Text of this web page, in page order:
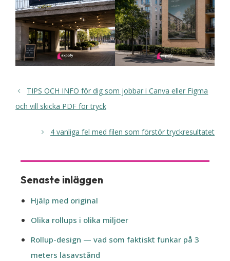
TIPS OCH INFO för dig som jobbar i Canva eller Figma
och vill skicka PDF för tryck
4 vanliga fel med filen som förstör tryckresultatet
Senaste inläggen
Hjälp med original
Olika rollups i olika miljöer
Rollup-design — vad som faktiskt funkar på 3
meters läsavstånd